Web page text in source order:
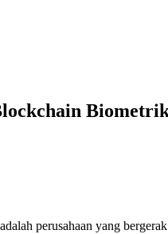
perusahaan yang